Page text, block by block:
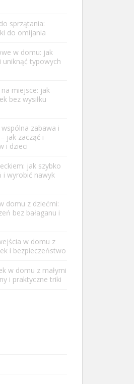
sprzątania:
do omijania
w domu: jak
uniknąć typowych
na miejsce: jak
bez wysiłku
zabawa i
jak zacząć i
i dzieci
jak szybko
i wyrobić nawyk
domu z dziećmi:
bez bałaganu i
w domu z
i bezpieczeństwo
w domu z małymi
i praktyczne triki